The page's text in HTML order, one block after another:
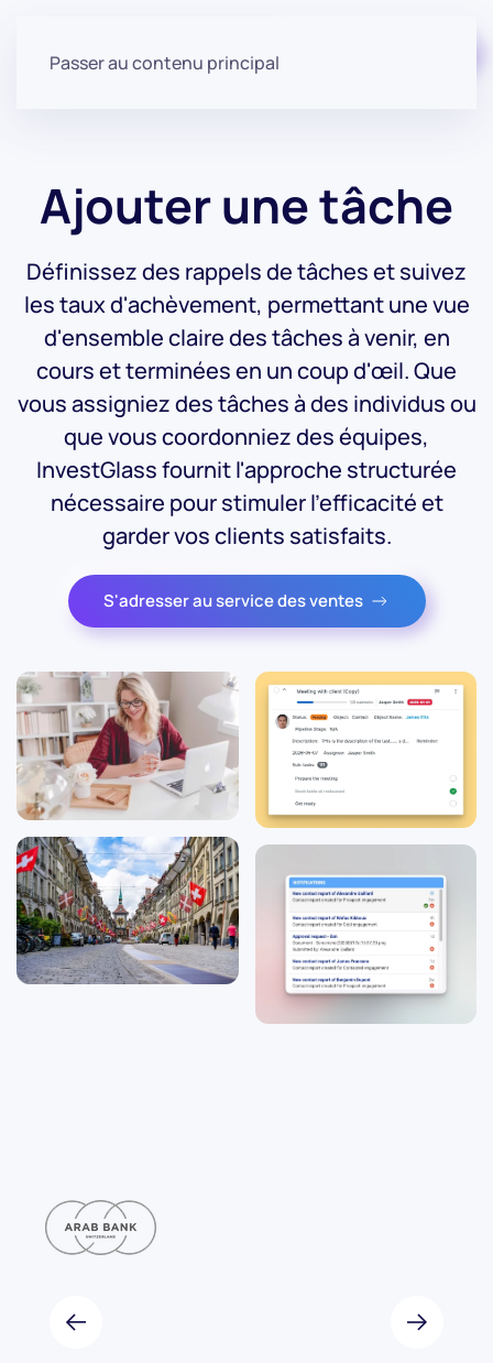
Passer au contenu principal
Ajouter une tâche
Définissez des rappels de tâches et suivez
les taux d'achèvement, permettant une vue
d'ensemble claire des tâches à venir, en
cours et terminées en un coup d'œil. Que
vous assigniez des tâches à des individus ou
que vous coordonniez des équipes,
InvestGlass fournit l'approche structurée
nécessaire pour stimuler l'efficacité et
garder vos clients satisfaits.
S'adresser au service des ventes